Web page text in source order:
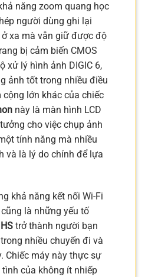
năng zoom quang học
người dùng ghi lại
xa mà vẫn giữ được độ
bị cảm biến CMOS
xử lý hình ảnh DIGIC 6,
ảnh tốt trong nhiều điều
cộng lớn khác của chiếc
này là màn hình LCD
cho việc chụp ảnh
tính năng mà nhiều
và là lý do chính để lựa
khả năng kết nối Wi-Fi
là những yếu tố
trở thành người bạn
nhiều chuyến đi và
Chiếc máy này thực sự
của không ít nhiếp